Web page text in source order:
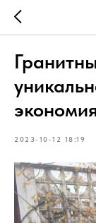
2023-10-12 18:19